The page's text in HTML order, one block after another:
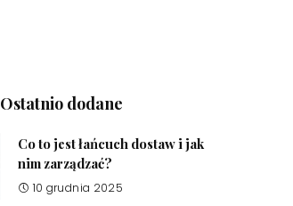
Ostatnio dodane
Co to jest łańcuch dostaw i jak
nim zarządzać?
10 grudnia 2025